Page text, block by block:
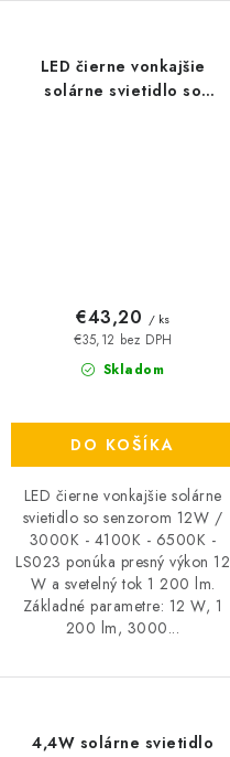
LED čierne vonkajšie
solárne svietidlo so
Skladom
€35,12 bez DPH
€43,20 / ks
DO KOŠÍKA
LED čierne vonkajšie solárne
svietidlo so senzorom 12W /
3000K - 4100K - 6500K -
LS023 ponúka presný výkon 12
W a svetelný tok 1 200 lm.
Základné parametre: 12 W, 1
200 lm, 3000...
4,4W solárne svietidlo